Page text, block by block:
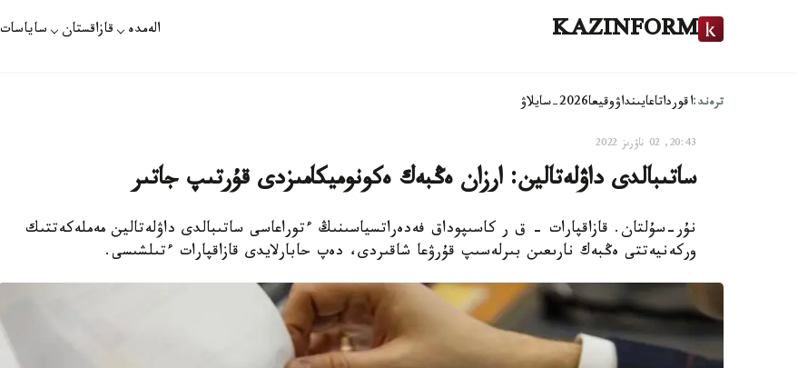
KAZINFORM الەمدە قازاقستان ساياسات
ترەند:اقورداتاعايىنداۋوقيعا2026-سايلاۋ
20:43, 02 ناۋرىز 2022
ساتىبالدى داۋلەتالين: ارزان ەڭبەك ەكونوميكامىزدى قۇرتىپ جاتىر
نۇر-سۇلتان. قازاقپارات - ق ر كاسىپوداق فەدەراتسياسىنىڭ ءتوراعاسى ساتىبالدى داۋلەتالين مەملەكەتتىك
وركەنيەتتى ەڭبەك نارىعىن بىرلەسىپ قۇرۋعا شاقىردى، دەپ حابارلايدى قازاقپارات ءتىلشىسى.